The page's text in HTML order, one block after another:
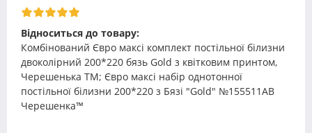
Відноситься до товару:
Комбінований Євро максі комплект постільної білизни
двоколірний 200*220 бязь Gold з квітковим принтом,
Черешенька TM; Євро максі набір однотонної
постільної білизни 200*220 з Бязі "Gold" №155511AB
Черешенка™